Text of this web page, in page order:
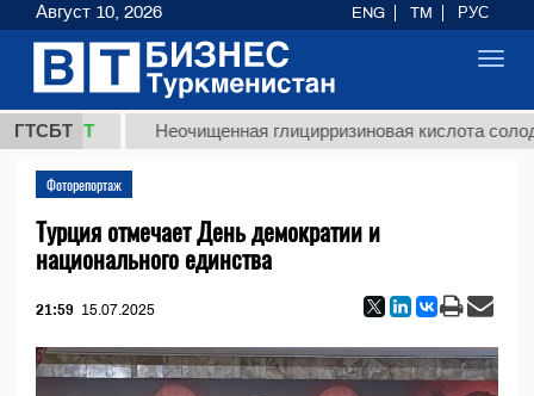
ГТСБТ Неочищенная глицирризиновая кислота солодкового
Фоторепортаж
Турция отмечает День демократии и
национального единства
21:59 15.07.2025
Август 10, 2026 ENG TM РУС